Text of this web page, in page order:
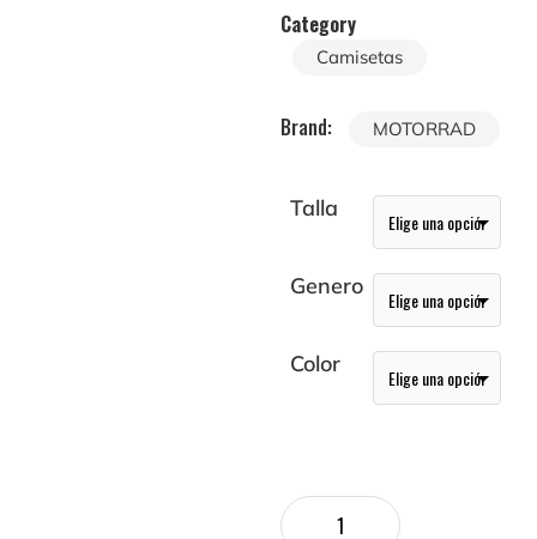
Category
Camisetas
Brand: MOTORRAD
Talla
Genero
Color